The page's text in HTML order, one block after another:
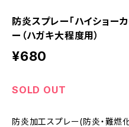
防炎スプレー「ハイショー
ー（ハガキ大程度用）
¥680
SOLD OUT
防炎加工スプレー(防炎・難燃